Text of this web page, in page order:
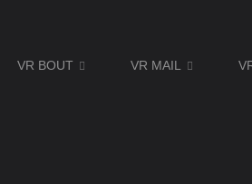
VR BOUT VR MAIL